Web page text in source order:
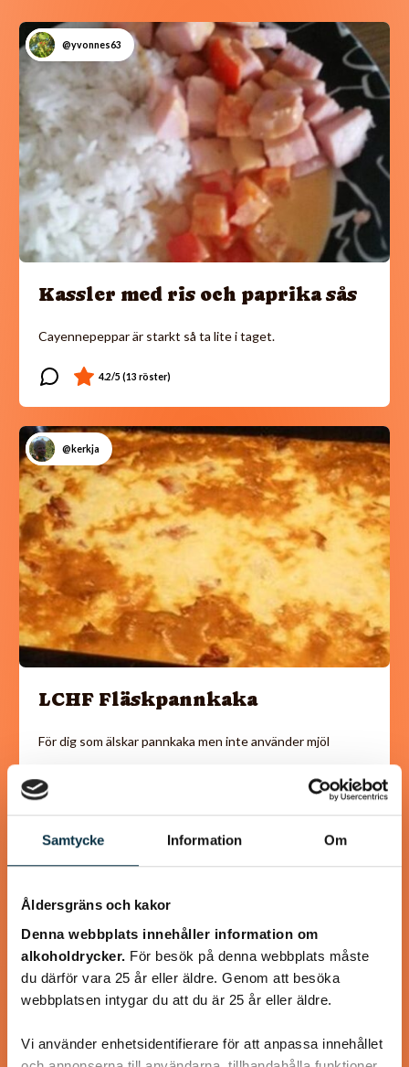
Samtycke Information Om
Åldersgräns och kakor
Denna webbplats innehåller information om
alkoholdrycker. För besök på denna webbplats måste
du därför vara 25 år eller äldre. Genom att besöka
webbplatsen intygar du att du är 25 år eller äldre.
Vi använder enhetsidentifierare för att anpassa innehållet
@yvonnes63
Kassler med ris och paprika sås
Cayennepeppar är starkt så ta lite i taget.
@kerkja
LCHF Fläskpannkaka
För dig som älskar pannkaka men inte använder mjöl